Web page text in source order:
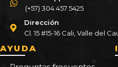
(+57) 304 457 5425
Dirección
Cl. 15 #15-16 Cali, Valle del
AYUDA